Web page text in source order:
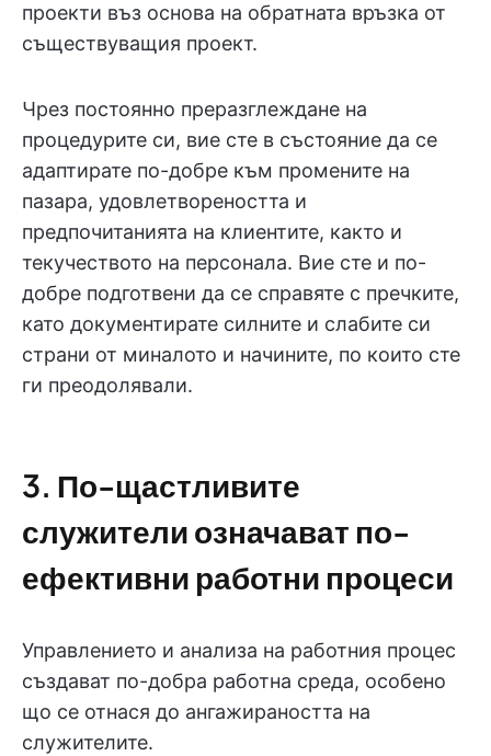
проекти въз основа на обратната връзка от
съществуващия проект.
Чрез постоянно преразглеждане на
процедурите си, вие сте в състояние да се
адаптирате по-добре към промените на
пазара, удовлетвореността и
предпочитанията на клиентите, както и
текучеството на персонала. Вие сте и по-
добре подготвени да се справяте с пречките,
като документирате силните и слабите си
страни от миналото и начините, по които сте
ги преодолявали.
3. По-щастливите
служители означават по-
ефективни работни процеси
Управлението и анализа на работния процес
създават по-добра работна среда, особено
що се отнася до ангажираността на
служителите.